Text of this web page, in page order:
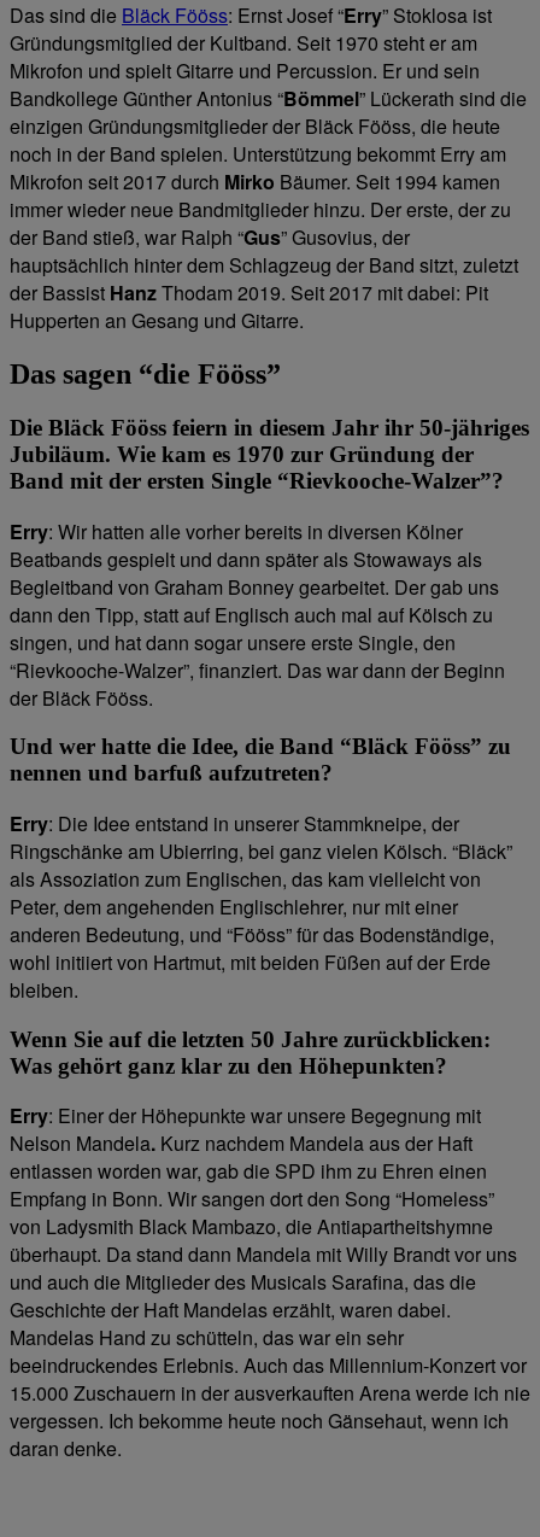
Das sind die Bläck Fööss: Ernst Josef “Erry” Stoklosa ist
Gründungsmitglied der Kultband. Seit 1970 steht er am
Mikrofon und spielt Gitarre und Percussion. Er und sein
Bandkollege Günther Antonius “Bömmel” Lückerath sind die
einzigen Gründungsmitglieder der Bläck Fööss, die heute
noch in der Band spielen. Unterstützung bekommt Erry am
Mikrofon seit 2017 durch Mirko Bäumer. Seit 1994 kamen
immer wieder neue Bandmitglieder hinzu. Der erste, der zu
der Band stieß, war Ralph “Gus” Gusovius, der
hauptsächlich hinter dem Schlagzeug der Band sitzt, zuletzt
der Bassist HanzThodam 2019. Seit 2017 mit dabei: Pit
Hupperten an Gesang und Gitarre.
Das sagen “die Fööss”
Die Bläck Fööss feiern in diesem Jahr ihr 50-jähriges
Jubiläum. Wie kam es 1970 zur Gründung der
Band mit der ersten Single “Rievkooche-Walzer”?
Erry: Wir hatten alle vorher bereits in diversen Kölner
Beatbands gespielt und dann später als Stowaways als
Begleitband von Graham Bonney gearbeitet. Der gab uns
dann den Tipp, statt auf Englisch auch mal auf Kölsch zu
singen, und hat dann sogar unsere erste Single, den
“Rievkooche-Walzer”, finanziert. Das war dann der Beginn
der Bläck Fööss.
Und wer hatte die Idee, die Band “Bläck Fööss” zu
nennen und barfuß aufzutreten?
Erry: Die Idee entstand in unserer Stammkneipe, der
Ringschänke am Ubierring, bei ganz vielen Kölsch. “Bläck”
als Assoziation zum Englischen, das kam vielleicht von
Peter, dem angehenden Englischlehrer, nur mit einer
anderen Bedeutung, und “Fööss” für das Bodenständige,
wohl initiiert von Hartmut, mit beiden Füßen auf der Erde
bleiben.
Wenn Sie auf die letzten 50 Jahre zurückblicken:
Was gehört ganz klar zu den Höhepunkten?
Erry: Einer der Höhepunkte war unsere Begegnung mit
Nelson Mandela. Kurz nachdem Mandela aus der Haft
entlassen worden war, gab die SPD ihm zu Ehren einen
Empfang in Bonn. Wir sangen dort den Song “Homeless”
von Ladysmith Black Mambazo, die Antiapartheitshymne
überhaupt. Da stand dann Mandela mit Willy Brandt vor uns
und auch die Mitglieder des Musicals Sarafina, das die
Geschichte der Haft Mandelas erzählt, waren dabei.
Mandelas Hand zu schütteln, das war ein sehr
beeindruckendes Erlebnis. Auch das Millennium-Konzert vor
15.000 Zuschauern in der ausverkauften Arenawerde ich nie
vergessen. Ich bekomme heute noch Gänsehaut, wenn ich
daran denke.